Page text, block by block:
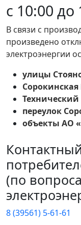
с 10:00 до
В связи с
произведено
электроэнергии
улицы
переулок
объекты АО
(по
8 (39561) 5-61-61